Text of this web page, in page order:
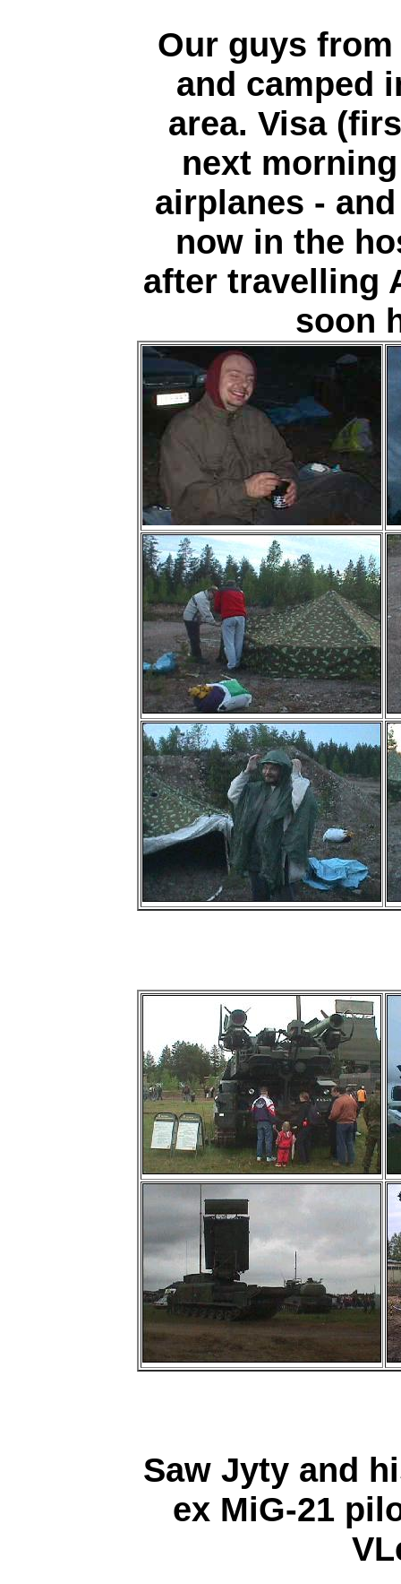
Our guys
and camped
area. Visa
next
airplanes -
now in the
after travelling
soon
Saw Jyty and
ex MiG-21